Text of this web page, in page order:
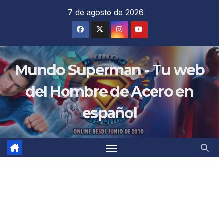
7 de agosto de 2026
Mundo Superman - Tu web
del Hombre de Acero en
español